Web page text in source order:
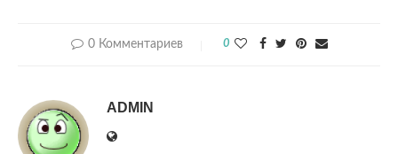
0 Комментариев 0
ADMIN